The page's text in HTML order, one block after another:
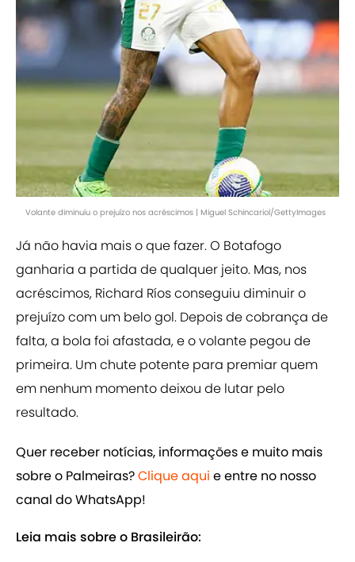
Volante diminuiu o prejuízo nos acréscimos | Miguel Schincariol/GettyImages
Já não havia mais o que fazer. O Botafogo
ganharia a partida de qualquer jeito. Mas, nos
acréscimos, Richard Ríos conseguiu diminuir o
prejuízo com um belo gol. Depois de cobrança de
falta, a bola foi afastada, e o volante pegou de
primeira. Um chute potente para premiar quem
em nenhum momento deixou de lutar pelo
resultado.
Quer receber notícias, informações e muito mais
sobre o Palmeiras?Clique aqui e entre no nosso
canal do WhatsApp!
Leia mais sobre o Brasileirão: